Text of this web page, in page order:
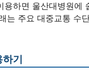
용하면 울산대병원에
는 주요 대중교통 수
하기